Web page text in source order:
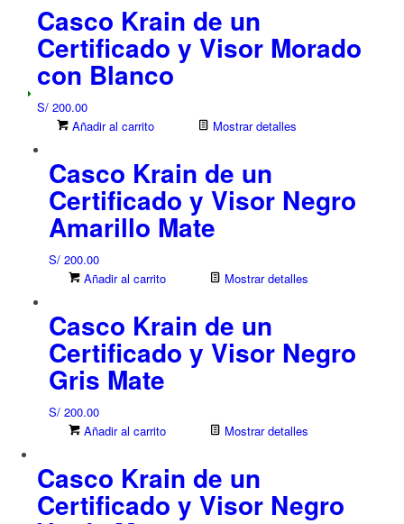
Casco Krain de un
Certificado y Visor Morado
con Blanco
S/200.00
Añadir al carrito
Mostrar detalles
Casco Krain de un
Certificado y Visor Negro
Amarillo Mate
S/200.00
Añadir al carrito
Mostrar detalles
Casco Krain de un
Certificado y Visor Negro
Gris Mate
S/200.00
Añadir al carrito
Mostrar detalles
Casco Krain de un
Certificado y Visor Negro